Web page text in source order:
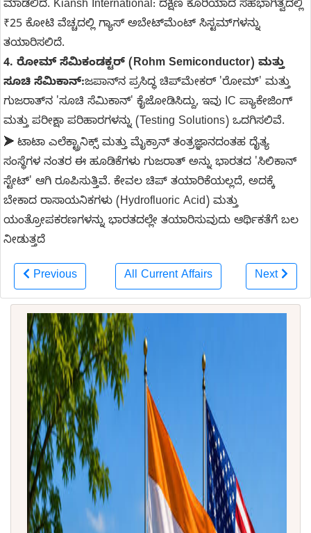
ಮಾಡಲಿದೆ. Kiansh International: ದಕ್ಷಿಣ ಕೊರಿಯಾದ ಸಹಭಾಗಿತ್ವದಲ್ಲಿ
₹25 ಕೋಟಿ ವೆಚ್ಚದಲ್ಲಿ ಗ್ಯಾಸ್ ಅಬೇಟ್‌ಮೆಂಟ್ ಸಿಸ್ಟಮ್‌ಗಳನ್ನು
ತಯಾರಿಸಲಿದೆ.
4. ರೋಮ್ ಸೆಮಿಕಂಡಕ್ಟರ್ (Rohm Semiconductor) ಮತ್ತು
ಸೂಚಿ ಸೆಮಿಕಾನ್:ಜಪಾನ್‌ನ ಪ್ರಸಿದ್ಧ ಚಿಪ್‌ಮೇಕರ್ 'ರೋಮ್' ಮತ್ತು
ಗುಜರಾತ್‌ನ 'ಸೂಚಿ ಸೆಮಿಕಾನ್' ಕೈಜೋಡಿಸಿದ್ದು, ಇವು IC ಪ್ಯಾಕೇಜಿಂಗ್
ಮತ್ತು ಪರೀಕ್ಷಾ ಪರಿಹಾರಗಳನ್ನು (Testing Solutions) ಒದಗಿಸಲಿವೆ.
➤ ಟಾಟಾ ಎಲೆಕ್ಟ್ರಾನಿಕ್ಸ್ ಮತ್ತು ಮೈಕ್ರಾನ್ ತಂತ್ರಜ್ಞಾನದಂತಹ ದೈತ್ಯ
ಸಂಸ್ಥೆಗಳ ನಂತರ ಈ ಹೂಡಿಕೆಗಳು ಗುಜರಾತ್ ಅನ್ನು ಭಾರತದ 'ಸಿಲಿಕಾನ್
ಸ್ಟೇಟ್' ಆಗಿ ರೂಪಿಸುತ್ತಿವೆ. ಕೇವಲ ಚಿಪ್ ತಯಾರಿಕೆಯಲ್ಲದೆ, ಅದಕ್ಕೆ
ಬೇಕಾದ ರಾಸಾಯನಿಕಗಳು (Hydrofluoric Acid) ಮತ್ತು
ಯಂತ್ರೋಪಕರಣಗಳನ್ನು ಭಾರತದಲ್ಲೇ ತಯಾರಿಸುವುದು ಆರ್ಥಿಕತೆಗೆ ಬಲ
ನೀಡುತ್ತದೆ
Previous All Current Affairs Next